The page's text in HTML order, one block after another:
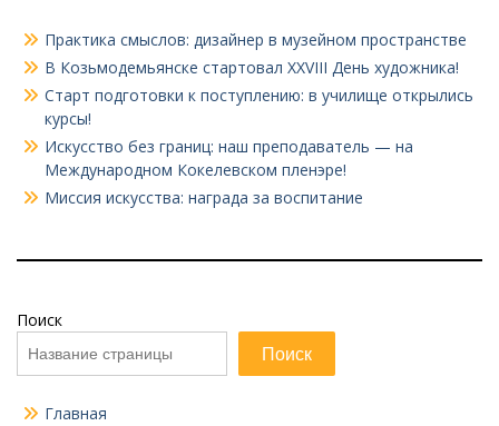
Практика смыслов: дизайнер в музейном пространстве
В Козьмодемьянске стартовал XXVIII День художника!
Старт подготовки к поступлению: в училище открылись
курсы!
Искусство без границ: наш преподаватель — на
Международном Кокелевском пленэре!
Миссия искусства: награда за воспитание
Поиск
Поиск
Главная